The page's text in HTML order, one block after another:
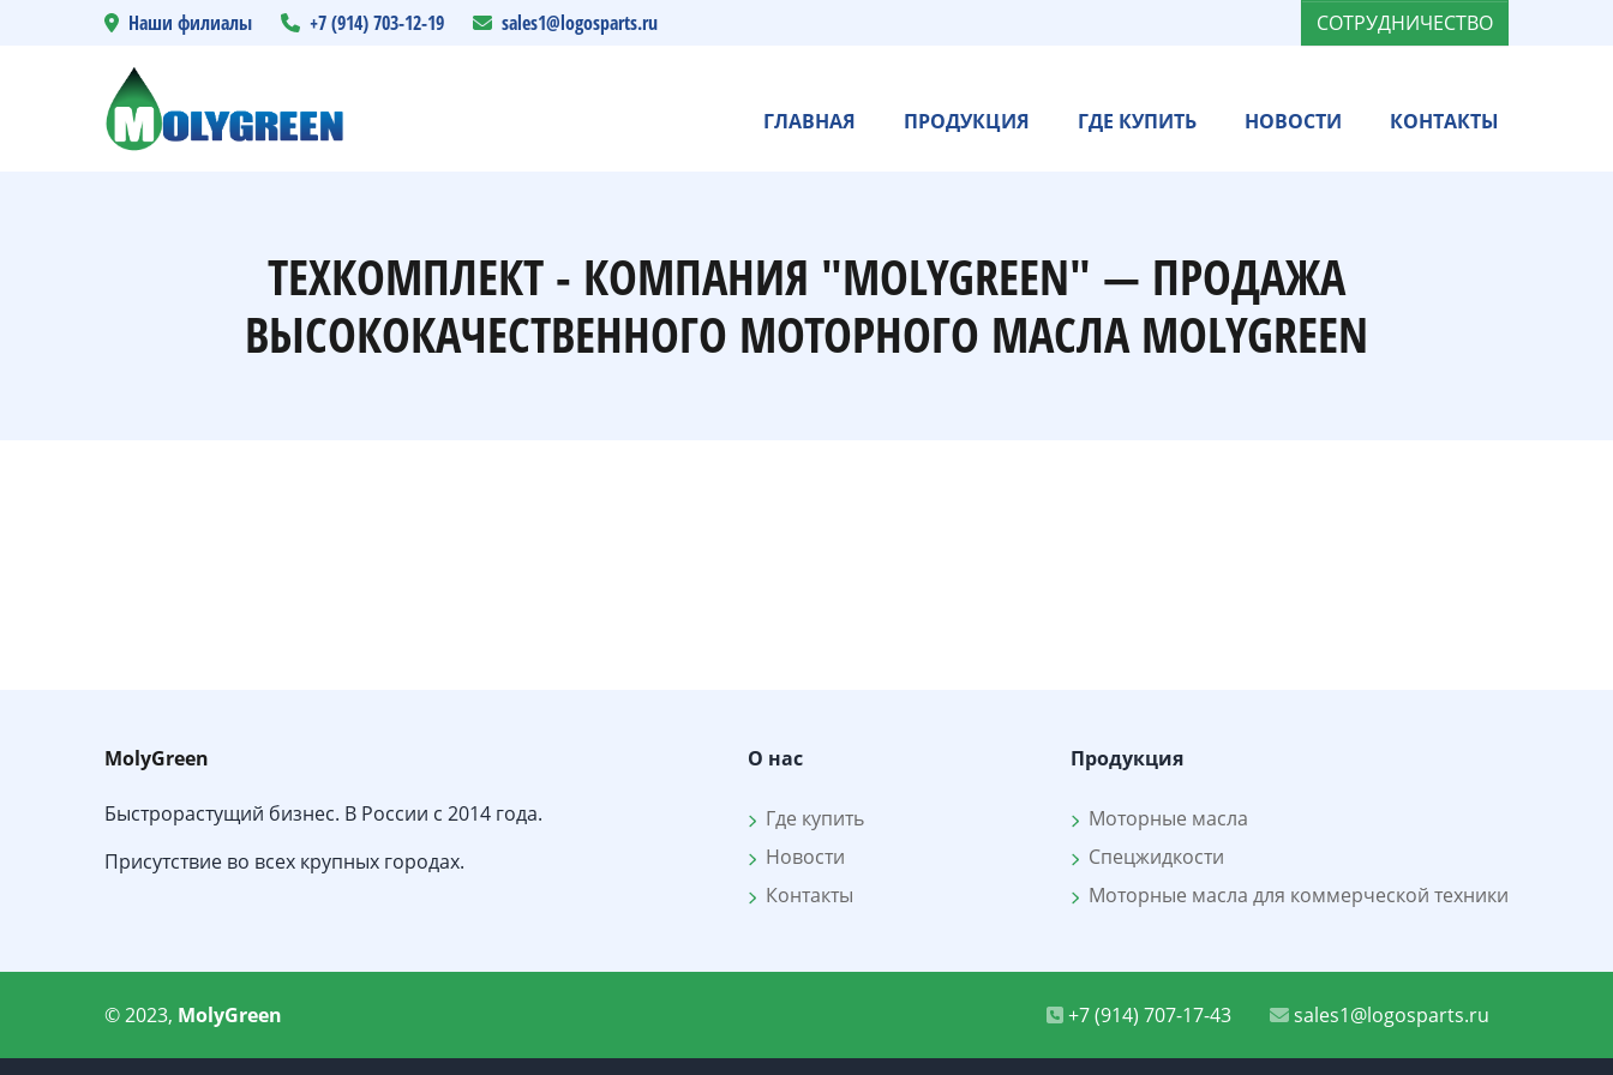
ГЛАВНАЯ ПРОДУКЦИЯ ГДЕ КУПИТЬ НОВОСТИ КОНТАКТЫ
Наши филиалы +7 (914) 703-12-19 sales1@logosparts.ru СОТРУДНИЧЕСТВО
ТЕХКОМПЛЕКТ - КОМПАНИЯ "MOLYGREEN" — ПРОДАЖА
ВЫСОКОКАЧЕСТВЕННОГО МОТОРНОГО МАСЛА MOLYGREEN
MolyGreen
Быстрорастущий бизнес. В России с 2014 года.
Присутствие во всех крупных городах.
О нас
Где купить
Новости
Контакты
Продукция
Моторные масла
Спецжидкости
Моторные масла для коммерческой техники
© 2023, MolyGreen +7 (914) 707-17-43 sales1@logosparts.ru